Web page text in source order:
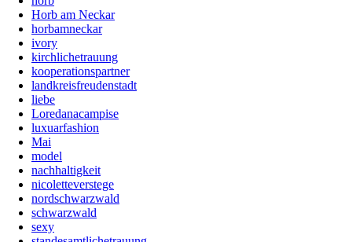
Horb am Neckar
horbamneckar
ivory
kirchlichetrauung
kooperationspartner
landkreisfreudenstadt
liebe
Loredanacampise
luxuarfashion
Mai
model
nachhaltigkeit
nicoletteverstege
nordschwarzwald
schwarzwald
sexy